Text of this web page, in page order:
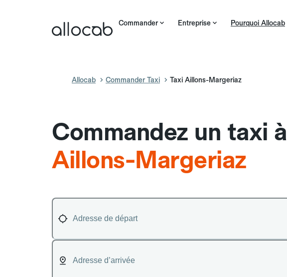
Commander Entreprise Pourquoi Allocab
Allocab Commander Taxi Taxi Aillons-Margeriaz
Commandez un taxi à
Aillons-Margeriaz